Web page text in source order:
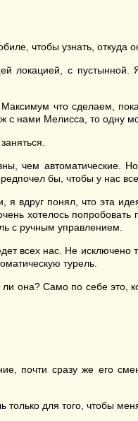
чтобы узнать, откуда
локацией, с
что сделаем,
с нами Мелисса, то одну
чем автоматические.
бы, чтобы у нас
понял, что эта
хотелось
с ручным управлением.
всех нас. Не исключено
турель.
она? Само по себе это,
почти сразу же его
для того, чтобы